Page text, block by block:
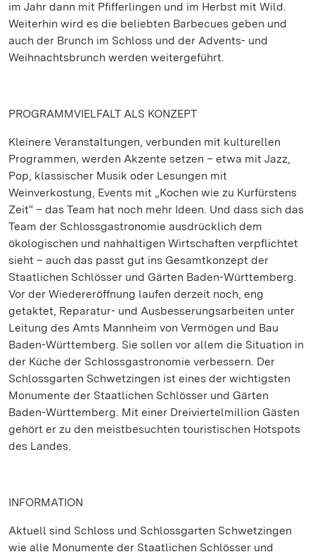
im Jahr dann mit Pfifferlingen und im Herbst mit Wild.
Weiterhin wird es die beliebten Barbecues geben und
auch der Brunch im Schloss und der Advents- und
Weihnachtsbrunch werden weitergeführt.
PROGRAMMVIELFALT ALS KONZEPT
Kleinere Veranstaltungen, verbunden mit kulturellen
Programmen, werden Akzente setzen – etwa mit Jazz,
Pop, klassischer Musik oder Lesungen mit
Weinverkostung, Events mit „Kochen wie zu Kurfürstens
Zeit“ – das Team hat noch mehr Ideen. Und dass sich das
Team der Schlossgastronomie ausdrücklich dem
ökologischen und nahhaltigen Wirtschaften verpflichtet
sieht – auch das passt gut ins Gesamtkonzept der
Staatlichen Schlösser und Gärten Baden-Württemberg.
Vor der Wiedereröffnung laufen derzeit noch, eng
getaktet, Reparatur- und Ausbesserungsarbeiten unter
Leitung des Amts Mannheim von Vermögen und Bau
Baden-Württemberg. Sie sollen vor allem die Situation in
der Küche der Schlossgastronomie verbessern. Der
Schlossgarten Schwetzingen ist eines der wichtigsten
Monumente der Staatlichen Schlösser und Gärten
Baden-Württemberg. Mit einer Dreiviertelmillion Gästen
gehört er zu den meistbesuchten touristischen Hotspots
des Landes.
INFORMATION
Aktuell sind Schloss und Schlossgarten Schwetzingen
wie alle Monumente der Staatlichen Schlösser und